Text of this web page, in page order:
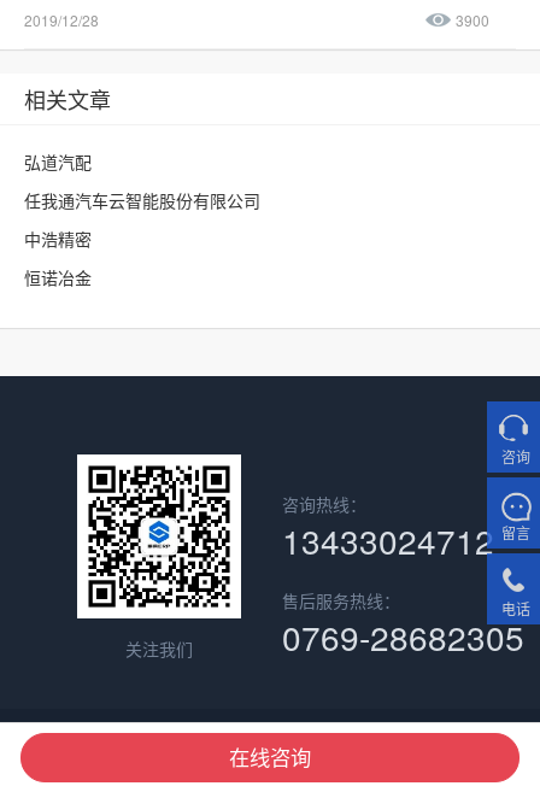
2019/12/28 3900
相关文章
弘道汽配
任我通汽车云智能股份有限公司
中浩精密
恒诺冶金
咨询
留言
电话
关注我们
咨询热线：
13433024712
售后服务热线：
0769-28682305
广东顺景软件科技有限公司 版权所有
备案号：粤ICP备09022374号-1
网站地图
在线咨询